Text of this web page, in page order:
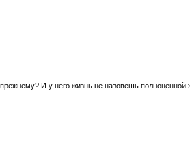
И у него жизнь не назовешь